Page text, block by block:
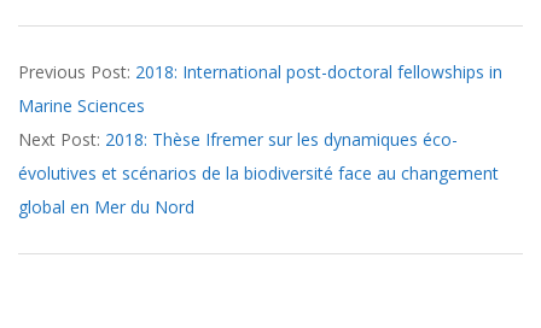
04-
18
Previous Post: 2018: International post-doctoral fellowships in
Marine Sciences
Next Post: 2018: Thèse Ifremer sur les dynamiques éco-
évolutives et scénarios de la biodiversité face au changement
global en Mer du Nord